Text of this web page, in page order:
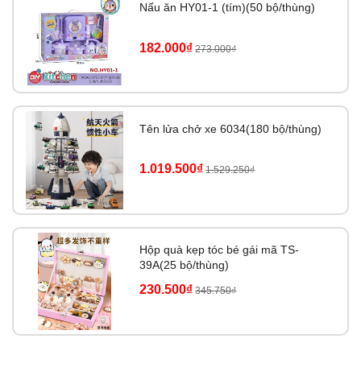
Nấu ăn HY01-1 (tím)(50 bộ/thùng)
182.000₫ 273.000₫
Tên lửa chở xe 6034(180 bộ/thùng)
1.019.500₫ 1.529.250₫
Hộp quà kẹp tóc bé gái mã TS-
39A(25 bộ/thùng)
230.500₫ 345.750₫